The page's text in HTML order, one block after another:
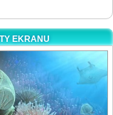
EKRANU